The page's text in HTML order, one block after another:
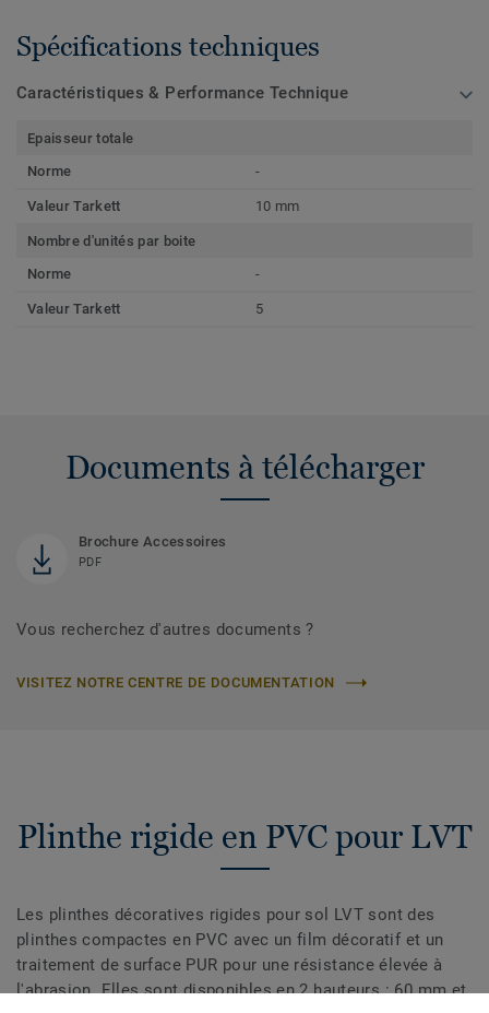
Spécifications techniques
Caractéristiques & Performance Technique
Epaisseur totale
Norme
-
Valeur Tarkett 10 mm
Nombre d'unités par boite
Norme
-
Valeur Tarkett 5
Documents à télécharger
Brochure Accessoires
PDF
Vous recherchez d'autres documents ?
VISITEZ NOTRE CENTRE DE DOCUMENTATION
Plinthe rigide en PVC pour LVT
Les plinthes décoratives rigides pour sol LVT sont des
plinthes compactes en PVC avec un film décoratif et un
traitement de surface PUR pour une résistance élevée à
l'abrasion. Elles sont disponibles en 2 hauteurs : 60 mm et